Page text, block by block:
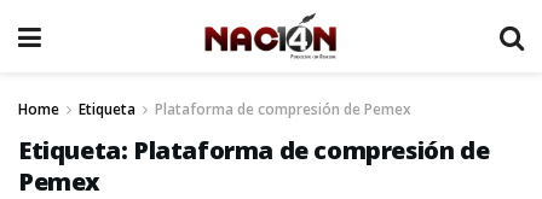
Home Etiqueta Plataforma de compresión de Pemex
Etiqueta: Plataforma de compresión de
Pemex